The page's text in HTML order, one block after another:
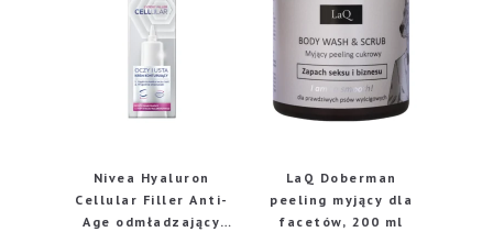
Nivea Hyaluron
Cellular Filler Anti-
Age odmładzający
LaQ Doberman
peeling myjący dla
facetów, 200 ml